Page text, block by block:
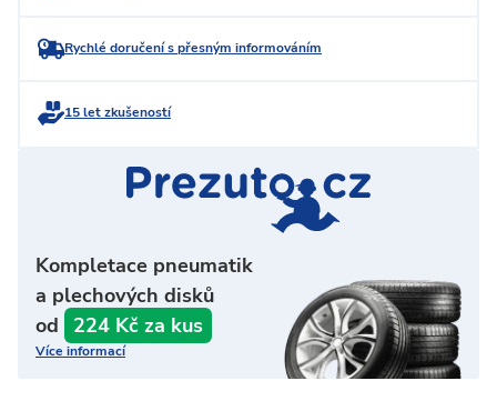
Rychlé doručení s přesným informováním
15 let zkušeností
Kompletace pneumatik
a plechových disků
od
224 Kč za kus
Více informací